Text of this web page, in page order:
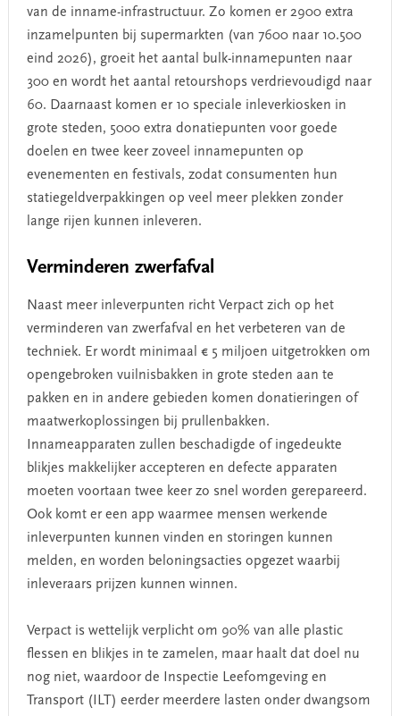
van de inname-infrastructuur. Zo komen er 2900 extra
inzamelpunten bij supermarkten (van 7600 naar 10.500
eind 2026), groeit het aantal bulk-innamepunten naar
300 en wordt het aantal retourshops verdrievoudigd naar
60. Daarnaast komen er 10 speciale inleverkiosken in
grote steden, 5000 extra donatiepunten voor goede
doelen en twee keer zoveel innamepunten op
evenementen en festivals, zodat consumenten hun
statiegeldverpakkingen op veel meer plekken zonder
lange rijen kunnen inleveren.
​Verminderen zwerfafval
Naast meer inleverpunten richt Verpact zich op het
verminderen van zwerfafval en het verbeteren van de
techniek. Er wordt minimaal € 5 miljoen uitgetrokken om
opengebroken vuilnisbakken in grote steden aan te
pakken en in andere gebieden komen donatieringen of
maatwerkoplossingen bij prullenbakken.
Innameapparaten zullen beschadigde of ingedeukte
blikjes makkelijker accepteren en defecte apparaten
moeten voortaan twee keer zo snel worden gerepareerd.
Ook komt er een app waarmee mensen werkende
inleverpunten kunnen vinden en storingen kunnen
melden, en worden beloningsacties opgezet waarbij
inleveraars prijzen kunnen winnen.
Verpact is wettelijk verplicht om 90% van alle plastic
flessen en blikjes in te zamelen, maar haalt dat doel nu
nog niet, waardoor de Inspectie Leefomgeving en
Transport (ILT) eerder meerdere lasten onder dwangsom